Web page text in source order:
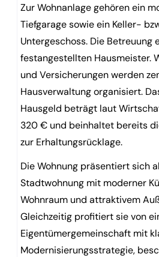
Zur Wohnanlage gehören ein
Tiefgarage sowie ein Keller-
Untergeschoss. Die Betreuung
festangestellten Hausmeister.
und Versicherungen werden
Hausverwaltung organisiert.
Hausgeld beträgt laut
320 € und beinhaltet bereits
zur Erhaltungsrücklage.
Die Wohnung präsentiert sich
Stadtwohnung mit moderner
Wohnraum und attraktivem
Gleichzeitig profitiert sie von
Eigentümergemeinschaft mit
Modernisierungsstrategie,